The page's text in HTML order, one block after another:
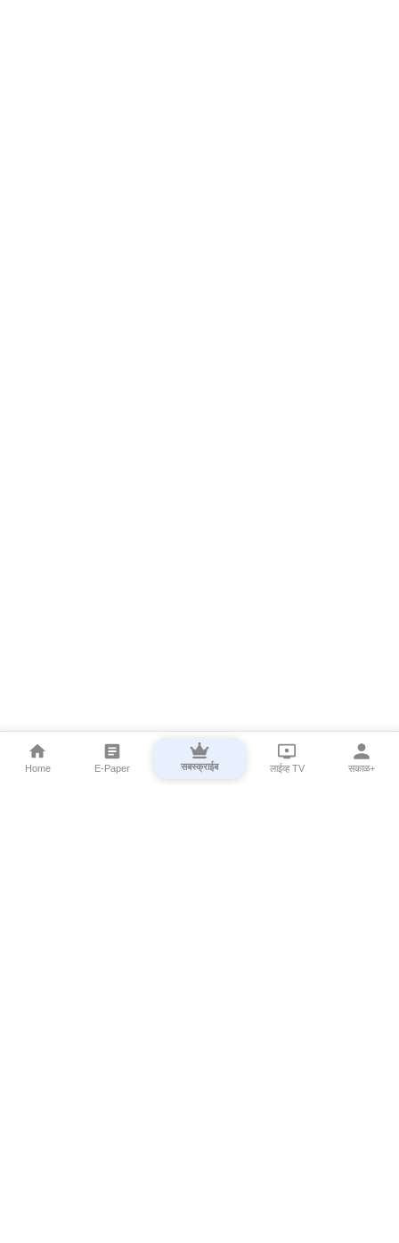
Home E-Paper सबस्क्राईब लाईव्ह TV सकाळ+